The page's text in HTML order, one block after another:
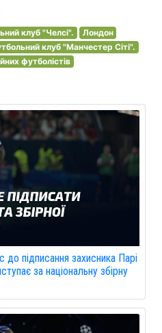
клуб "Челсі".
Лондон
клуб "Манчестер Сіті".
футболістів
до підписання захисника Парі
за національну збірну